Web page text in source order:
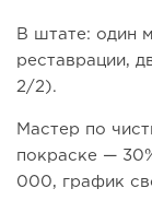
В штате: один
реставрации,
2/2).
Мастер по
покраске —
000, график